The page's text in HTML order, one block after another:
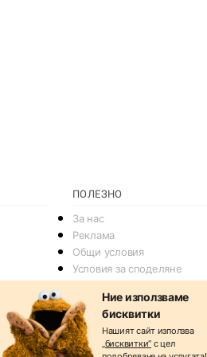
ПОЛЕЗНО
За нас
Реклама
Общи условия
Условия за споделяне
Политика на Бисквитките
Контакти
Ние използваме
бисквитки
Нашият сайт използва
„бисквитки“ с цел